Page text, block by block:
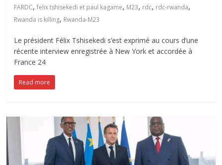
FARDC,felix tshisekedi et paul kagame, M23, rdc, rdc-rwanda,
Rwanda is killing, Rwanda-M23
Le président Félix Tshisekedi s’est exprimé au cours d’une
récente interview enregistrée à New York et accordée à
France 24
Read more